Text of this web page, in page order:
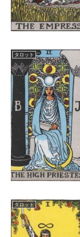
タロット
タロット